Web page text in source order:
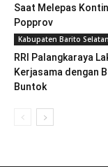
Saat Melepas
Popprov
Kabupaten Barito Selatan
RRI Palangkaraya
Kerjasama dengan
Buntok